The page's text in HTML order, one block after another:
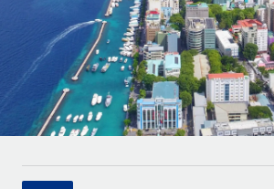
Remote統合
人事機能をワークフローにシームレスに
プラットフォーム
チームのための人事の基本機能を内蔵
接続 新しい
当社のMCPを使用して、あらゆるAIツー
ミッドマーケット
カスタマイズされた人事ソリューション
企業
大企業向けのグローバルHR
パートナーに登録
リサーチおよびガイド
活用事例
HR用語集
チェックリストおよびテンプレート
職務内容ライブラリ
Español
Italiano
Português (Portugal)
日本語